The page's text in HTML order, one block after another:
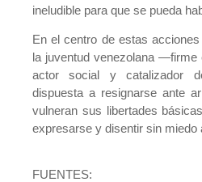
ineludible para que se pueda
En el centro de estas
la juventud venezolana —firme
actor social y catalizador
dispuesta a resignarse ante
vulneran sus libertades
expresarse y disentir sin miedo
FUENTES: